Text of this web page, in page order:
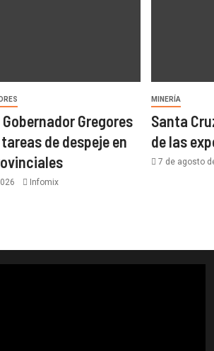
Gregores
de despeje en
Infomix
MINERÍA
Santa
de las
7 de agosto